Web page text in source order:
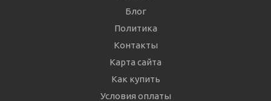
Блог
Политика
Контакты
Карта сайта
Как купить
Условия оплаты